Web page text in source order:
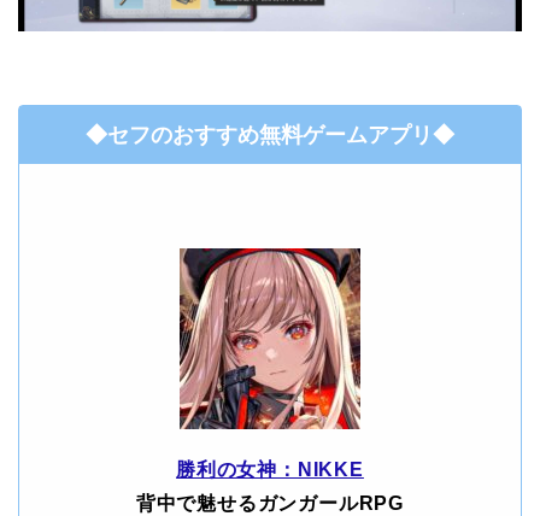
◆セフのおすすめ無料ゲームアプリ◆
勝利の女神：NIKKE
背中で魅せるガンガールRPG